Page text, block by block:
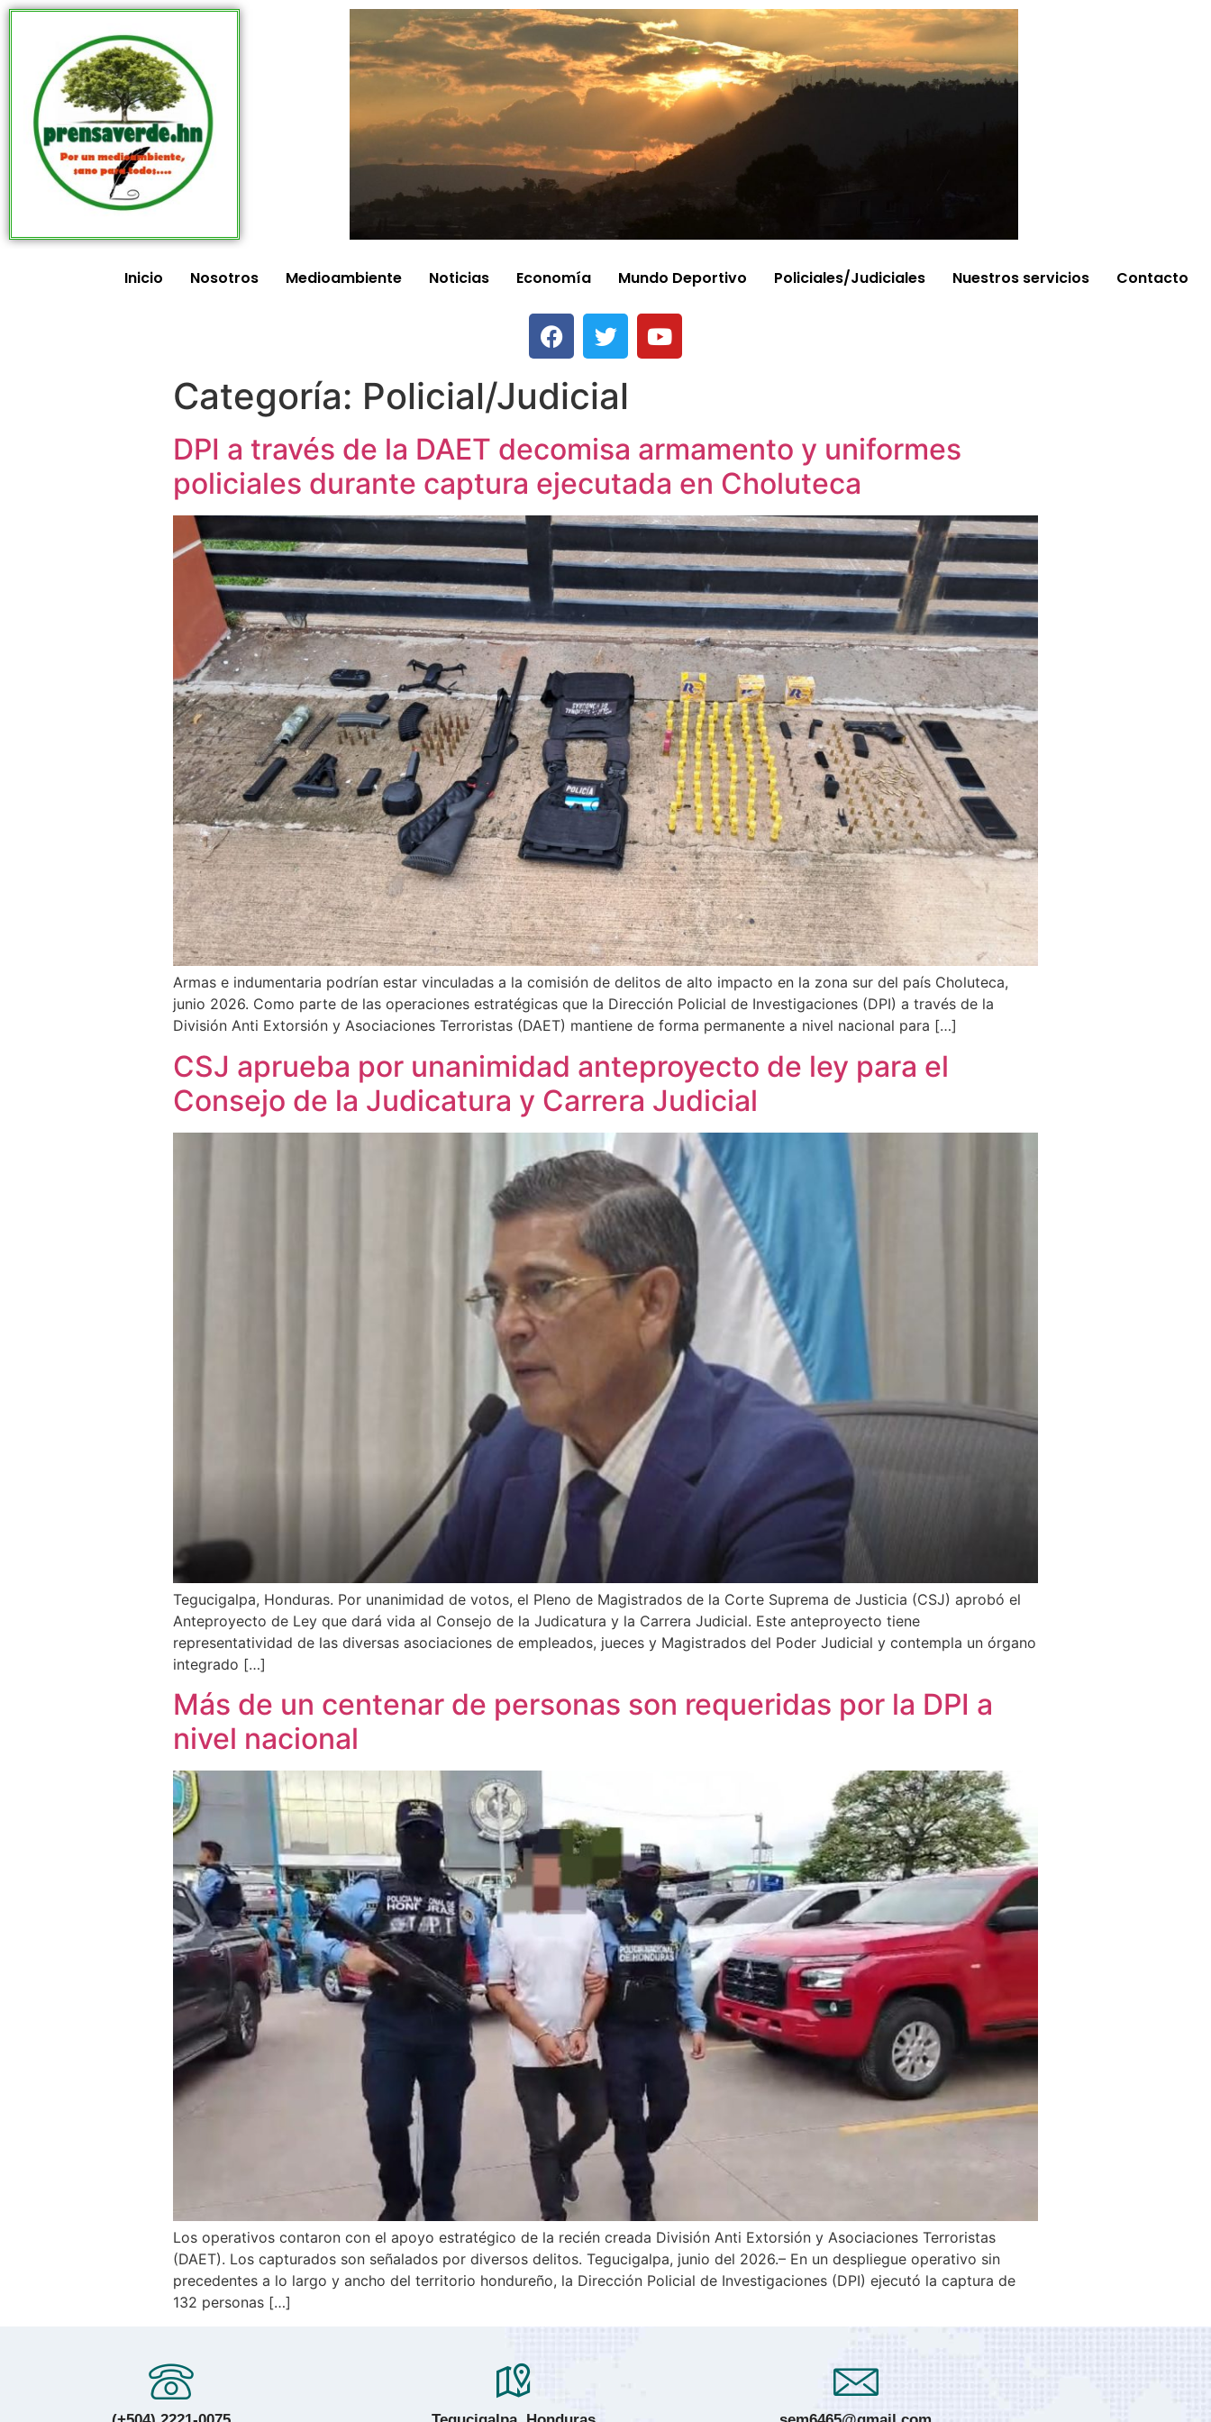
Inicio Nosotros Medioambiente Noticias Economía Mundo Deportivo Policiales/Judiciales Nuestros servicios Contacto
Categoría: Policial/Judicial
DPI a través de la DAET decomisa armamento y uniformes
policiales durante captura ejecutada en Choluteca
Armas e indumentaria podrían estar vinculadas a la comisión de delitos de alto impacto en la zona sur del país Choluteca,
junio 2026. Como parte de las operaciones estratégicas que la Dirección Policial de Investigaciones (DPI) a través de la
División Anti Extorsión y Asociaciones Terroristas (DAET) mantiene de forma permanente a nivel nacional para […]
CSJ aprueba por unanimidad anteproyecto de ley para el
Consejo de la Judicatura y Carrera Judicial
Tegucigalpa, Honduras. Por unanimidad de votos, el Pleno de Magistrados de la Corte Suprema de Justicia (CSJ) aprobó el
Anteproyecto de Ley que dará vida al Consejo de la Judicatura y la Carrera Judicial. Este anteproyecto tiene
representatividad de las diversas asociaciones de empleados, jueces y Magistrados del Poder Judicial y contempla un órgano
integrado […]
Más de un centenar de personas son requeridas por la DPI a
nivel nacional
Los operativos contaron con el apoyo estratégico de la recién creada División Anti Extorsión y Asociaciones Terroristas
(DAET). Los capturados son señalados por diversos delitos. ​Tegucigalpa, junio del 2026.– En un despliegue operativo sin
precedentes a lo largo y ancho del territorio hondureño, la Dirección Policial de Investigaciones (DPI) ejecutó la captura de
132 personas […]